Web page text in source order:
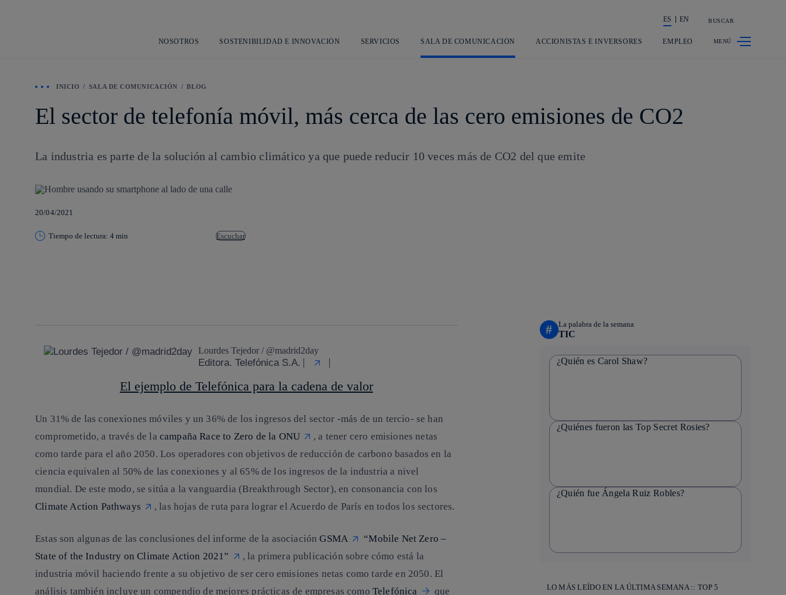
principal
La acción en accionistas e inversores
ES EN BUSCAR
NOSOTROS SOSTENIBILIDAD E INNOVACIÓN SERVICIOS SALA DE COMUNICACIÓN ACCIONISTAS E INVERSORES EMPLEO
INICIO SALA DE COMUNICACIÓN BLOG
El sector de telefonía móvil, más cerca de las cero emisiones de CO2
La industria es parte de la solución al cambio climático ya que puede reducir 10 veces más de CO2 del que emite
20/04/2021
Tiempo de lectura: 4 min Escuchar
Lourdes Tejedor / @madrid2day
Editora. Telefónica S.A.
El ejemplo de Telefónica para la cadena de valor
Un 31% de las conexiones móviles y un 36% de los ingresos del sector -más de un tercio- se han
comprometido, a través de la campaña Race to Zero de la ONU
, a tener cero emisiones netas
como tarde para el año 2050. Los operadores con objetivos de reducción de carbono basados en la
ciencia equivalen al 50% de las conexiones y al 65% de los ingresos de la industria a nivel
mundial. De este modo, se sitúa a la vanguardia (Breakthrough Sector), en consonancia con los
Climate Action Pathways
, las hojas de ruta para lograr el Acuerdo de París en todos los sectores.
Estas son algunas de las conclusiones del informe de la asociaciónGSMA
“Mobile Net Zero –
State of the Industry on Climate Action 2021”
, la primera publicación sobre cómo está la
industria móvil haciendo frente a su objetivo de sercero emisiones netas como tarde en 2050. El
análisis también incluye un compendio de mejores prácticas de empresas como Telefónica
que
# La palabra de la semana
TIC
¿Quién es Carol Shaw?
¿Quiénes fueron las Top Secret Rosies?
¿Quién fue Ángela Ruiz Robles?
LO MÁS LEÍDO EN LA ÚLTIMA SEMANA :: TOP 5